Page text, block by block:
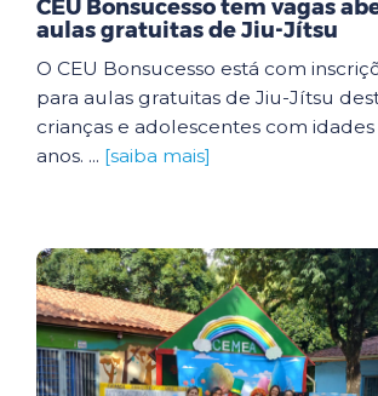
CEU Bonsucesso tem vagas
aulas gratuitas de Jiu-Jítsu
O CEU Bonsucesso está com
para aulas gratuitas de Jiu-Jítsu
crianças e adolescentes com
anos. ... [saiba mais]